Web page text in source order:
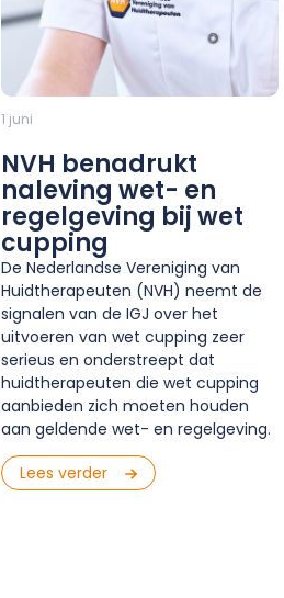
1 juni
NVH benadrukt
naleving wet- en
regelgeving bij wet
cupping
De Nederlandse Vereniging van
Huidtherapeuten (NVH) neemt de
signalen van de IGJ over het
uitvoeren van wet cupping zeer
serieus en onderstreept dat
huidtherapeuten die wet cupping
aanbieden zich moeten houden
aan geldende wet- en regelgeving.
Lees verder